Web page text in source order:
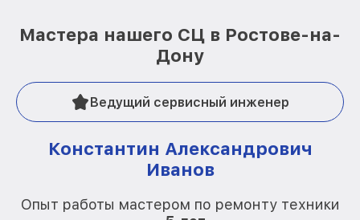
Мастера нашего СЦ в Ростове-на-
Дону
Ведущий сервисный инженер
Константин Александрович
Иванов
Опыт работы мастером по ремонту техники